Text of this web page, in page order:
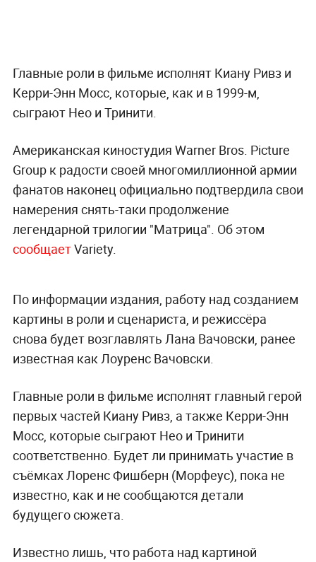
Главные роли в фильме исполнят Киану Ривз и
Керри-Энн Мосс, которые, как и в 1999-м,
сыграют Нео и Тринити.
Американская киностудия Warner Bros. Picture
Group к радости своей многомиллионной армии
фанатов наконец официально подтвердила свои
намерения снять-таки продолжение
легендарной трилогии "Матрица". Об этом
сообщаетVariety.
По информации издания, работу над созданием
картины в роли и сценариста, и режиссёра
снова будет возглавлять Лана Вачовски, ранее
известная как Лоуренс Вачовски.
Главные роли в фильме исполнят главный герой
первых частей Киану Ривз, а также Керри-Энн
Мосс, которые сыграют Нео и Тринити
соответственно. Будет ли принимать участие в
съёмках Лоренс Фишберн (Морфеус), пока не
известно, как и не сообщаются детали
будущего сюжета.
Известно лишь, что работа над картиной